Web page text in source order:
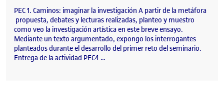
PEC 1. Caminos: imaginar la investigación A partir de la metáfora
propuesta, debates y lecturas realizadas, planteo y muestro
como veo la investigación artística en este breve ensayo.
Mediante un texto argumentado, expongo los interrogantes
planteados durante el desarrollo del primer reto del seminario.
Entrega de la actividad PEC4 …